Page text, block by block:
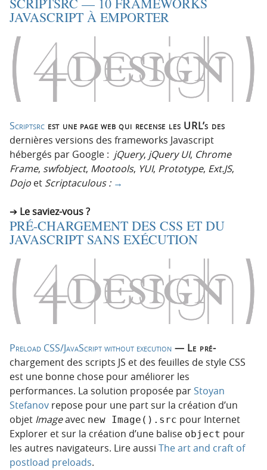
SCRIPTSRC — 10 FRAMEWORKS
JAVASCRIPT À EMPORTER
Scriptsrc est une page web qui recense les URL’s des
dernières versions des frameworks Javascript
hébergés par Google : jQuery, jQuery UI, Chrome
Frame, swfobject, Mootools, YUI, Prototype, Ext.JS,
Dojo et Scriptaculous : →
Le saviez-vous ?
PRÉ-CHARGEMENT DES CSS ET DU
JAVASCRIPT SANS EXÉCUTION
Preload CSS/JavaScript without execution — Le pré-
chargement des scripts JS et des feuilles de style CSS
est une bonne chose pour améliorer les
performances. La solution proposée par Stoyan
Stefanov repose pour une part sur la création d’un
objet Imageavec new Image().src pour Internet
Explorer et sur la création d’une balise object pour
les autres navigateurs. Lire aussi The art and craft of
postload preloads.